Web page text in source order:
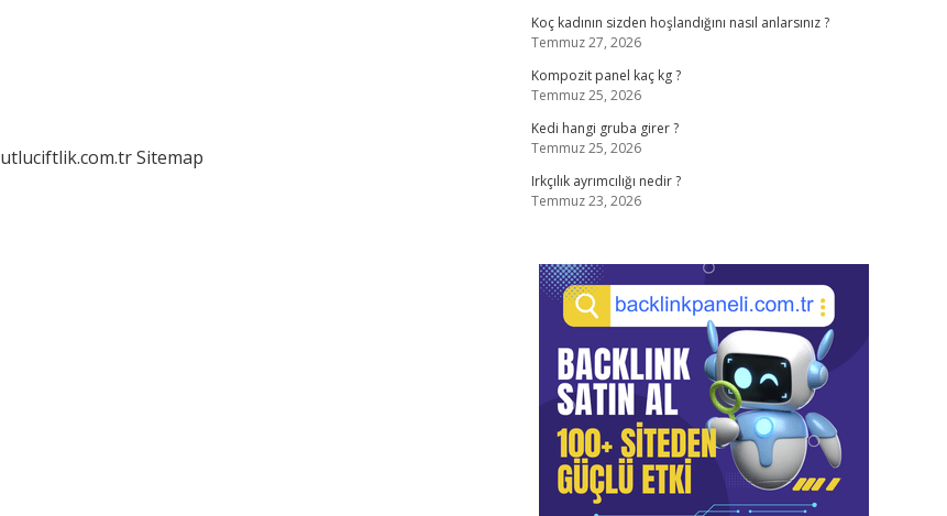
Sitemap
Koç kadının sizden hoşlandığını nasıl anlarsınız ?
Temmuz 27, 2026
Kompozit panel kaç kg ?
Temmuz 25, 2026
Kedi hangi gruba girer ?
Temmuz 25, 2026
Irkçılık ayrımcılığı nedir ?
Temmuz 23, 2026